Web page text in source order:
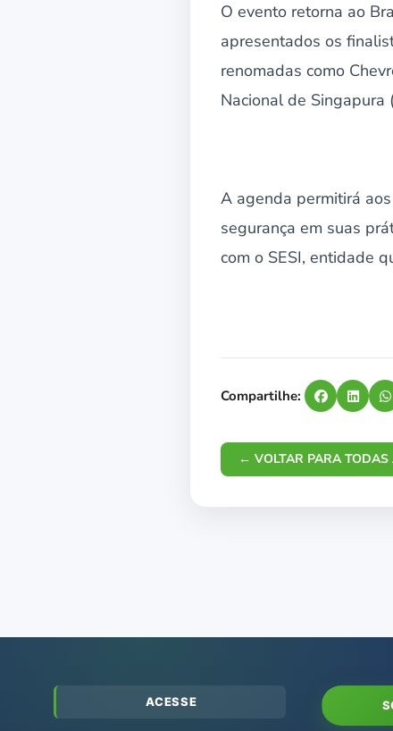
O evento retorna ao
apresentados os
renomadas como
Nacional de Singapura
A agenda permitirá
segurança em suas
com o SESI, entidade
Compartilhe:
← VOLTAR PARA TODAS
ACESSE